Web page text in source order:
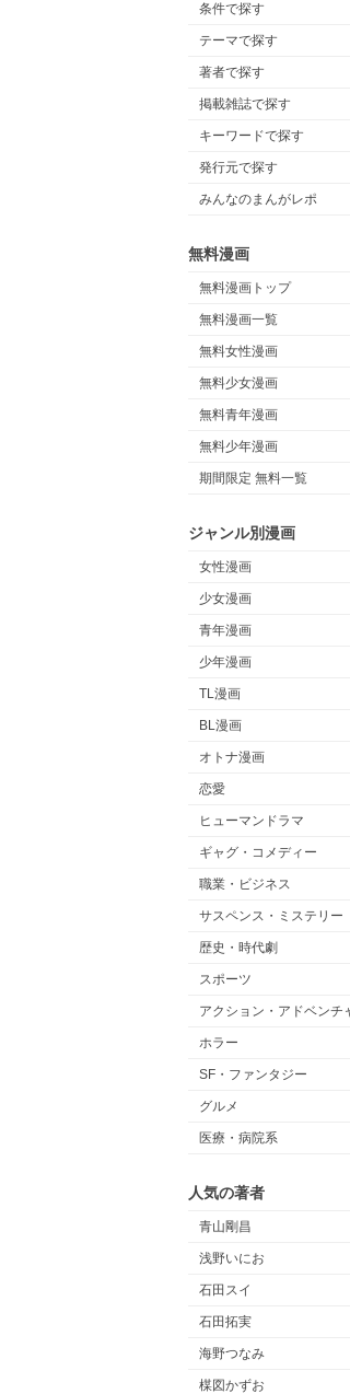
条件で探す
テーマで探す
著者で探す
掲載雑誌で探す
キーワードで探す
発行元で探す
みんなのまんがレポ
無料漫画
無料漫画トップ
無料漫画一覧
無料女性漫画
無料少女漫画
無料青年漫画
無料少年漫画
期間限定 無料一覧
ジャンル別漫画
女性漫画
少女漫画
青年漫画
少年漫画
TL漫画
BL漫画
オトナ漫画
恋愛
ヒューマンドラマ
ギャグ・コメディー
職業・ビジネス
サスペンス・ミステリー
歴史・時代劇
スポーツ
アクション・アドベンチ
ホラー
SF・ファンタジー
グルメ
医療・病院系
人気の著者
青山剛昌
浅野いにお
石田スイ
石田拓実
海野つなみ
楳図かずお